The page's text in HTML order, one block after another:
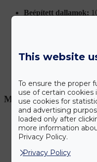
Beépített dallamok:
Hangerő-szabályzás
Alvó mód:1 perc után
Műszaki adatok:
Méretek: 70,5 × 23 ×
Súly csomagolással: 2,5
Tápellátás: 6 × AA
This website
To ensure the proper
use of certain cookies
use cookies for
and advertising
loaded only after
more information
Privacy Policy.
Privacy Policy